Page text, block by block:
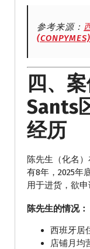
参考来源：
四、
Sants
经历
陈先生（化名
有8年，2025年
用于进货，欲申
陈先生的情况：
西班牙居
店铺月均